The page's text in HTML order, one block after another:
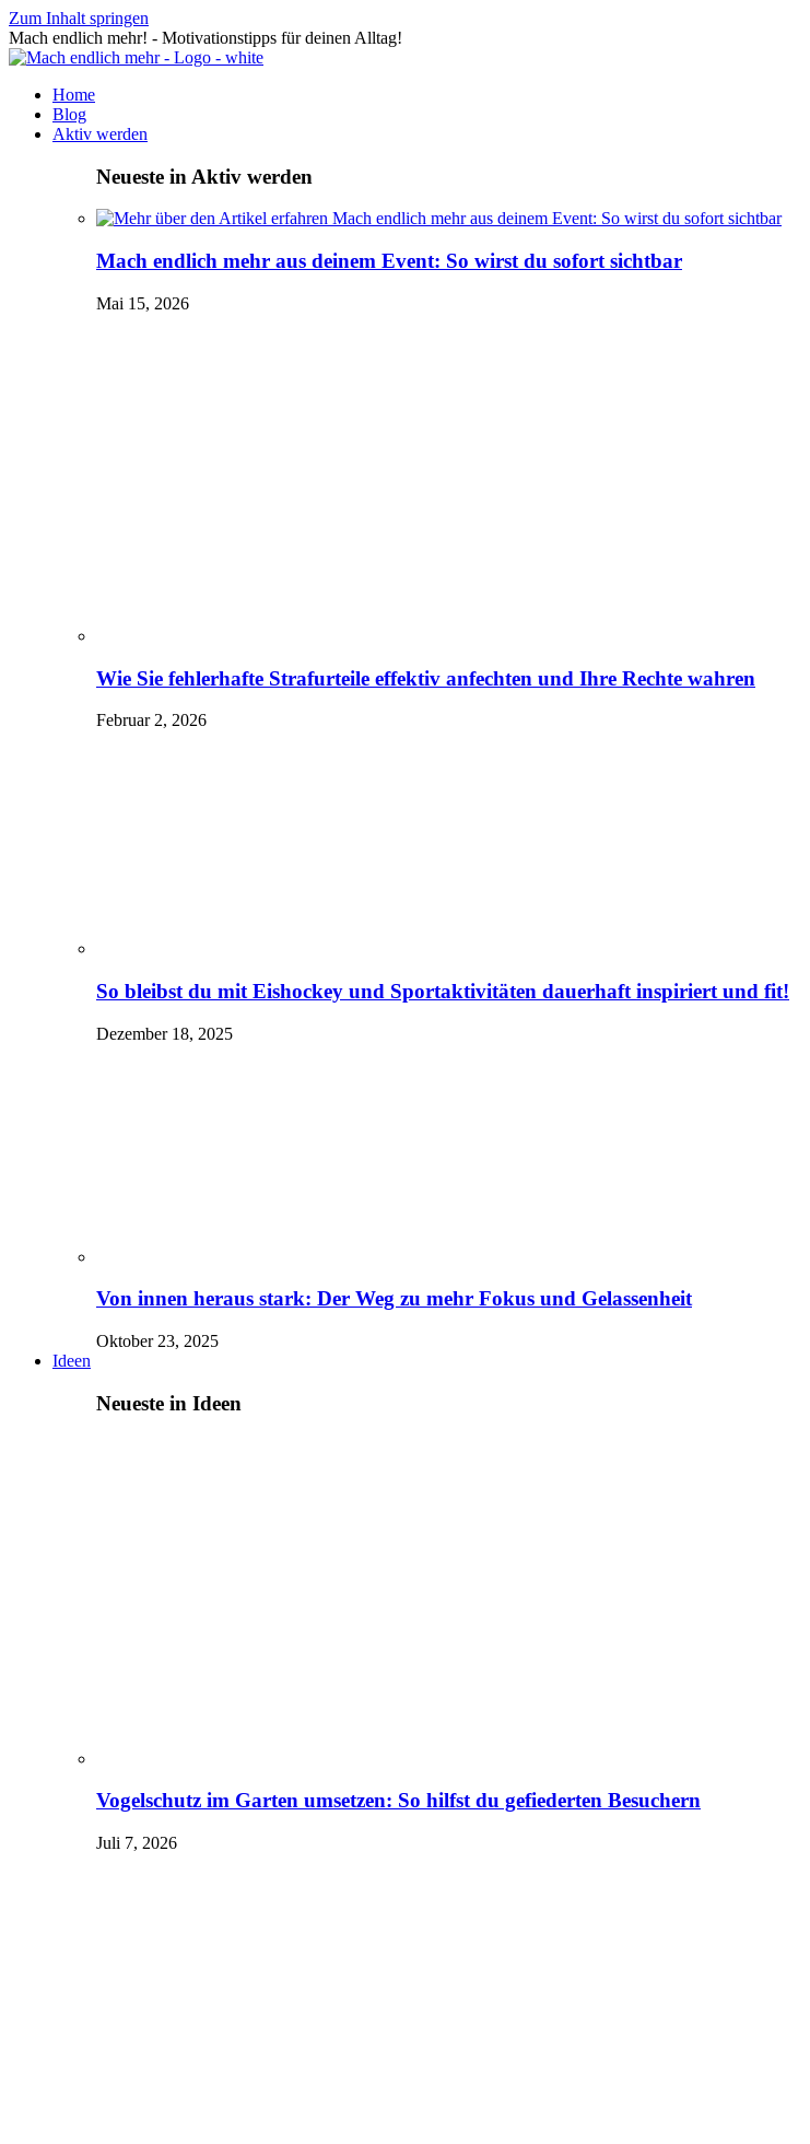
Zum Inhalt springen
Mach endlich mehr! - Motivationstipps für deinen Alltag!
Home
Blog
Aktiv werden
Neueste in Aktiv werden
Mach endlich mehr aus deinem Event: So wirst du sofort sichtbar
Mai 15, 2026
Wie Sie fehlerhafte Strafurteile effektiv anfechten und Ihre Rechte wahren
Februar 2, 2026
So bleibst du mit Eishockey und Sportaktivitäten dauerhaft inspiriert und fit!
Dezember 18, 2025
Von innen heraus stark: Der Weg zu mehr Fokus und Gelassenheit
Oktober 23, 2025
Ideen
Neueste in Ideen
Vogelschutz im Garten umsetzen: So hilfst du gefiederten Besuchern
Juli 7, 2026